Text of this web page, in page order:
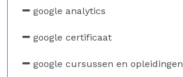
google analytics
google certificaat
google cursussen en opleidingen